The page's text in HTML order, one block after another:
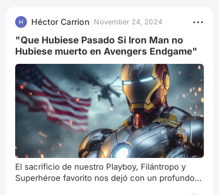
Héctor Carrion November 24, 2024
"Que Hubiese Pasado Si Iron Man no
Hubiese muerto en Avengers Endgame"
El sacrificio de nuestro Playboy, Filántropo y
Superhéroe favorito nos dejó con un profundo